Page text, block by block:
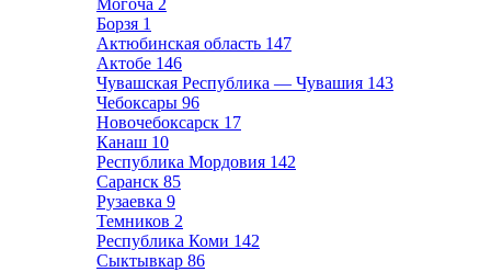
Могоча 2
Борзя 1
Актюбинская область 147
Актобе 146
Чувашская Республика — Чувашия 143
Чебоксары 96
Новочебоксарск 17
Канаш 10
Республика Мордовия 142
Саранск 85
Рузаевка 9
Темников 2
Республика Коми 142
Сыктывкар 86